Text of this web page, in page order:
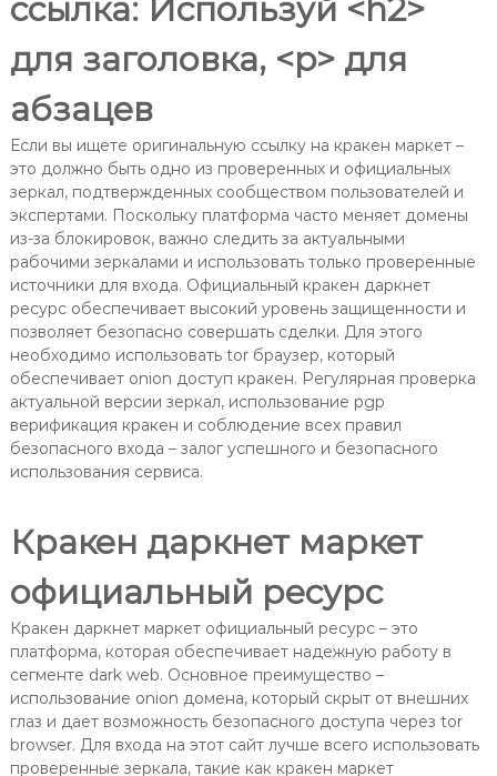
ссылка: Используй <h2>
для заголовка, <p> для
абзацев
Если вы ищете оригинальную ссылку на кракен маркет –
это должно быть одно из проверенных и официальных
зеркал, подтвержденных сообществом пользователей и
экспертами. Поскольку платформа часто меняет домены
из-за блокировок, важно следить за актуальными
рабочими зеркалами и использовать только проверенные
источники для входа. Официальный кракен даркнет
ресурс обеспечивает высокий уровень защищенности и
позволяет безопасно совершать сделки. Для этого
необходимо использовать tor браузер, который
обеспечивает onion доступ кракен. Регулярная проверка
актуальной версии зеркал, использование pgp
верификация кракен и соблюдение всех правил
безопасного входа – залог успешного и безопасного
использования сервиса.
Кракен даркнет маркет
официальный ресурс
Кракен даркнет маркет официальный ресурс – это
платформа, которая обеспечивает надежную работу в
сегменте dark web. Основное преимущество –
использование onion домена, который скрыт от внешних
глаз и дает возможность безопасного доступа через tor
browser. Для входа на этот сайт лучше всего использовать
проверенные зеркала, такие как кракен маркет